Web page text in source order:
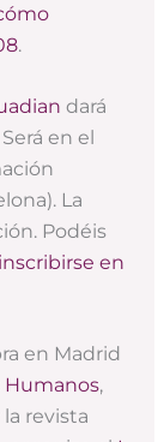
.
dará
Será en el
La
Podéis
en
en Madrid
Humanos,
revista